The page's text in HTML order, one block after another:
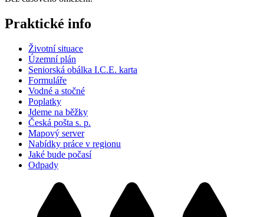
Praktické info
Životní situace
Územní plán
Seniorská obálka I.C.E. karta
Formuláře
Vodné a stočné
Poplatky
Jdeme na běžky
Česká pošta s. p.
Mapový server
Nabídky práce v regionu
Jaké bude počasí
Odpady